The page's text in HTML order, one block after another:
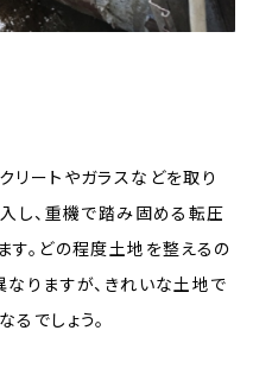
リートやガラスなどを取り
し、重機で踏み固める転圧
す。どの程度土地を整えるの
りますが、きれいな土地で
でしょう。